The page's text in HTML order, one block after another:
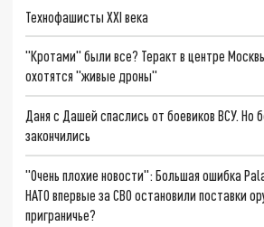
Технофашисты XXI века
"Кротами" были все? Теракт в центре
охотятся "живые дроны"
Даня с Дашей спаслись от боевиков ВСУ. Но
закончились
"Очень плохие новости": Большая ошибка
НАТО впервые за СВО остановили поставки
приграничье?